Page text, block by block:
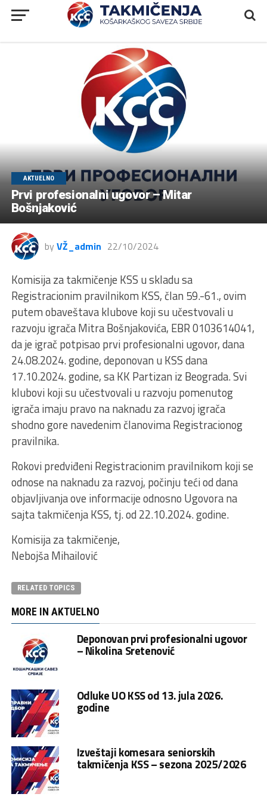
AKTUELNO
Prvi profesionalni ugovor – Mitar
Bošnjaković
by VŽ_admin 22/10/2024
Komisija za takmičenje KSS u skladu sa
Registracionim pravilnikom KSS, član 59.-61., ovim
putem obaveštava klubove koji su učestvovali u
razvoju igrača Mitra Bošnjakovića, EBR0103614041,
da je igrač potpisao prvi profesionalni ugovor, dana
24.08.2024. godine, deponovan u KSS dana
17.10.2024. godine, sa KK Partizan iz Beograda. Svi
klubovi koji su učestvovali u razvoju pomenutog
igrača imaju pravo na naknadu za razvoj igrača
shodno gore navedenim članovima Registracionog
pravilnika.
Rokovi predviđeni Registracionim pravilnikom koji se
odnose na naknadu za razvoj, počinju teći od dana
objavljivanja ove informacije odnosno Ugovora na
sajta takmičenja KSS, tj. od 22.10.2024. godine.
Komisija za takmičenje,
Nebojša Mihailović
RELATED TOPICS
MORE IN AKTUELNO
Deponovan prvi profesionalni ugovor
– Nikolina Sretenović
Odluke UO KSS od 13. jula 2026.
godine
Izveštaji komesara seniorskih
takmičenja KSS – sezona 2025/2026